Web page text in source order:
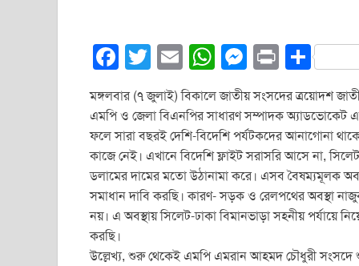
F
a
c
e
b
o
o
k
T
wi
tt
er
E
m
ail
W
at
s
A
p
p
M
ss
e
n
g
er
Pr
t
S
h
ar
e
মঙ্গলবার (৭ জুলাই) বিকালে জাতীয় সংসদের ত্রয়োদশ
এমপি ও জেলা বিএনপির সাধারণ সম্পাদক অ্যাডভোকেট
ফলে সারা বছরই দেশি-বিদেশি পর্যটকদের আনাগোনা
কাজে নেই। এখানে বিদেশি ফ্লাইট সরাসরি আসে না,
ডলামের দামের মতো উঠানামা করে। এসব বৈষম্যমূলক
সমাধান দাবি করছি। কারণ- সড়ক ও রেলপথের অবস্থা
নয়। এ অবস্থায় সিলেট-ঢাকা বিমানভাড়া সহনীয় পর্যায়ে
করছি।
উল্লেখ্য, শুরু থেকেই এমপি এমরান আহমদ চৌধুরী সংসদে